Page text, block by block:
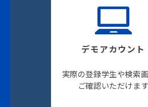
デモアカウント
実際の登録学生や検索
ご確認いただけます